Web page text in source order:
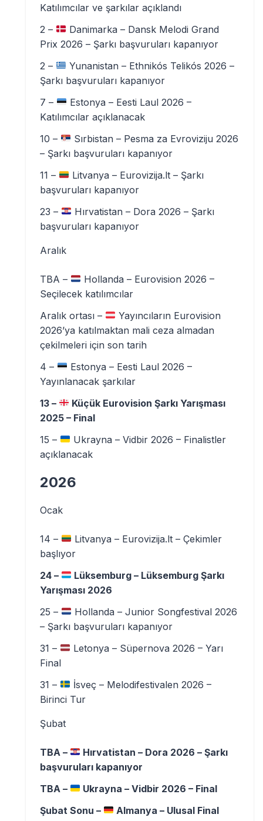
Katılımcılar ve şarkılar açıklandı
2 –
Danimarka – Dansk Melodi Grand
Prix 2026 – Şarkı başvuruları kapanıyor
2 –
Yunanistan – Ethnikós Telikós 2026 –
Şarkı başvuruları kapanıyor
7 –
Estonya – Eesti Laul 2026 –
Katılımcılar açıklanacak
10 –
Sırbistan – Pesma za Evroviziju 2026
– Şarkı başvuruları kapanıyor
11 –
Litvanya – Eurovizija.lt – Şarkı
başvuruları kapanıyor
23 –
Hırvatistan – Dora 2026 – Şarkı
başvuruları kapanıyor
Aralık
TBA –
Hollanda – Eurovision 2026 –
Seçilecek katılımcılar
Aralık ortası –
Yayıncıların Eurovision
2026’ya katılmaktan mali ceza almadan
çekilmeleri için son tarih
4 –
Estonya – Eesti Laul 2026 –
Yayınlanacak şarkılar
13 –
Küçük Eurovision Şarkı Yarışması
2025 – Final
15 –
Ukrayna – Vidbir 2026 – Finalistler
açıklanacak
2026
Ocak
14 –
Litvanya – Eurovizija.lt – Çekimler
başlıyor
24 –
Lüksemburg – Lüksemburg Şarkı
Yarışması 2026
25 –
Hollanda – Junior Songfestival 2026
– Şarkı başvuruları kapanıyor
31 –
Letonya – Süpernova 2026 – Yarı
Final
31 –
İsveç – Melodifestivalen 2026 –
Birinci Tur
Şubat
TBA –
Hırvatistan – Dora 2026 – Şarkı
başvuruları kapanıyor
TBA –
Ukrayna – Vidbir 2026 – Final
Şubat Sonu –
Almanya – Ulusal Final